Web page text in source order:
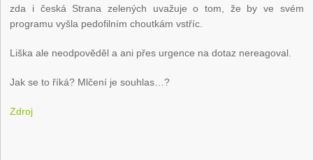
zda i česká Strana zelených uvažuje o tom, že by ve svém
programu vyšla pedofilním choutkám vstříc.
Liška ale neodpověděl a ani přes urgence na dotaz nereagoval.
Jak se to říká? Mlčení je souhlas…?
Zdroj